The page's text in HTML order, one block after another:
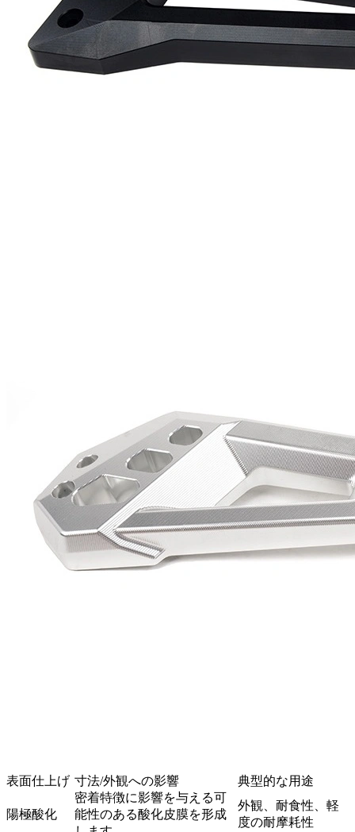
表面仕上げ 寸法/外観への影響 典型的な用途
陽極酸化
密着特徴に影響を与える可
能性のある酸化皮膜を形成
外観、耐食性、軽
度の耐摩耗性